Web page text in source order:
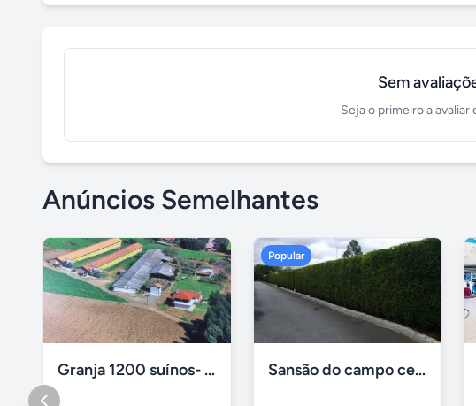
Sem
Seja o primeiro a
Anúncios Semelhantes
Granja 1200 suínos- 3,4 ha Doutor Ricardo/RS
Popular
Sansão do campo cerca viva por 0,65 á muda